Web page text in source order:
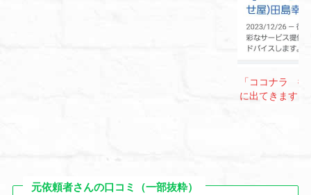
「ココナラ 復
に出てきます
元依頼者さんの口コミ（一部抜粋）